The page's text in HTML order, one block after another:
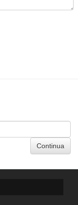
Continua